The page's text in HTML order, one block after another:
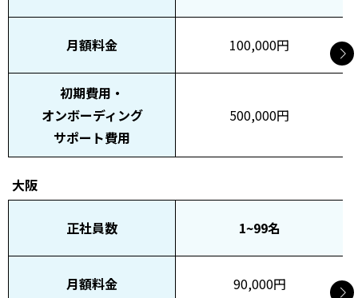
月額料金 100,000円
初期費用・
オンボーディング
サポート費用
500,000円
大阪
正社員数 1~99名
月額料金 90,000円